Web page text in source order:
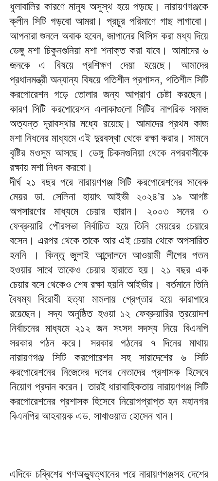
ধুলাবালির কারণে মানুষ অসুস্থ হয়ে পড়ছে। নারায়ণগঞ্জকে
ক্লীন সিটি গড়বো আমরা। প্রচুর পরিমাণে গাছ লাগাবো।
আপনারা শুনলে অবাক হবেন, জাপানের থিসিস করা মধ্য দিয়ে
ডেঙ্গু মশা চিকুনগুনিয়া মশা শনাক্ত করা যাবে। আমাদের ৬
জনকে এ বিষয়ে প্রশিক্ষণ দেয়া হয়েছে। আমাদের
প্রধানমন্ত্রী অন্যান্য বিষয়ে গতিশীল প্রশাসন, গতিশীল সিটি
করপোরেশন গড়ে তোলার জন্য আপ্রাণ চেষ্টা করছেন।
কারণ সিটি করপোরেশন এলাকাগুলো সিটির নাগরিক সমাজ
অত্যন্ত দূরাবস্থার মধ্যে রয়েছে। আমাদের প্রথম কাজ
মশা নিধনের মাধ্যমে এই দুরবস্থা থেকে রক্ষা করার। সামনে
বৃষ্টির মওসুম আসছে। ডেঙ্গু চিকনগুনিয়া থেকে নগরবাসীকে
রক্ষায় মশা নিধন করবো।
দীর্ঘ ২১ বছর পরে নারায়ণগঞ্জ সিটি করপোরেশনের সাবেক
মেয়র ডা. সেলিনা হায়াৎ আইভী ২০২৪’র ১৯ আগষ্ট
অপসারণের মাধ্যমে চেয়ার হারান। ২০০৩ সনের ৩
ফেব্রুয়ারি পৌরসভা নির্বাচিত হয়ে তিনি মেয়রের চেয়ারে
বসেন। এরপর থেকে তাকে আর এই চেয়ার থেকে অপসারিত
হননি । কিন্তু জুলাই আন্দোলনে আওয়ামী লীগের পতন
হওয়ার সাথে তাকেও চেয়ার হারাতে হয়। ২১ বছর এক
চেয়ার বসে থেকেও শেষ রক্ষা হয়নি আইভীর। বর্তমানে তিনি
বৈষম্য বিরোধী হত্যা মামলায় গ্রেপ্তার হয়ে কারাগারে
রয়েছেন। সদ্য অনুষ্ঠিত হওয়া ১২ ফেব্রুয়ারির ত্রয়োদশ
নির্বাচনের মাধ্যমে ২১২ জন সংসদ সদস্য নিয়ে বিএনপি
সরকার গঠন করে। সরকার গঠনের ৭ দিনের মাথায়
নারায়ণগঞ্জ সিটি করপোরেশন সহ সারাদেশের ৬ সিটি
করপোরেশনের নিজেদের দলের নেতাদের প্রশাসক হিসেবে
নিয়োগ প্রদান করেন। তারই ধারাবাহিকতায় নারায়ণগঞ্জ সিটি
করপোরেশনের প্রশাসক হিসেবে নিয়োগপ্রাপ্ত হন মহানগর
বিএনপির আহবায়ক এড. সাখাওয়াত হোসেন খান।
এদিকে চব্বিশের গণঅভ্যুত্থানের পরে নারায়ণগঞ্জসহ দেশের